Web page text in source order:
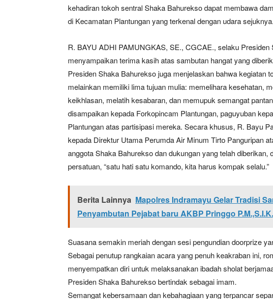
kehadiran tokoh sentral Shaka Bahurekso dapat membawa
di Kecamatan Plantungan yang terkenal dengan udara sejuknya.
R. BAYU ADHI PAMUNGKAS, SE., CGCAE., selaku
menyampaikan terima kasih atas sambutan hangat yang
Presiden Shaka Bahurekso juga menjelaskan bahwa kegiatan
melainkan memiliki lima tujuan mulia: memelihara kesehatan,
keikhlasan, melatih kesabaran, dan memupuk semangat
disampaikan kepada Forkopincam Plantungan, paguyuban
Plantungan atas partisipasi mereka. Secara khusus, R. Bayu
kepada Direktur Utama Perumda Air Minum Tirto Panguripan
anggota Shaka Bahurekso dan dukungan yang telah diberikan,
persatuan, “satu hati satu komando, kita harus kompak selalu.”
Berita Lainnya Mapolres Indramayu Gelar Tradisi
Penyambutan Pejabat baru AKBP Pringgo
Suasana semakin meriah dengan sesi pengundian doorprize
Sebagai penutup rangkaian acara yang penuh keakraban ini,
menyempatkan diri untuk melaksanakan ibadah sholat
Presiden Shaka Bahurekso bertindak sebagai imam.
Semangat kebersamaan dan kebahagiaan yang terpancar